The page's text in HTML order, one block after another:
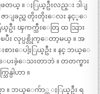
တယ္ ။ ႏြယ္ဦးလည္း ဒါျ
ျခည္က တိုးတိုးေလး နင့္ေ
ဦး ၾကက္သီးေတြ ထ သြား
ပီး လုပ္ပစ္လိုက္ေတာ့မယ္ ။ အ
ားေပါ့ႏြယ္ဦး ။ နင္ ဘယ္ေ
းခဲ့ေသးတာဘဲ ။ တတက္စား
ပါဟာ ။
။ ဘယ္ေက်ာ္က ႏြယ္ဦး ရ